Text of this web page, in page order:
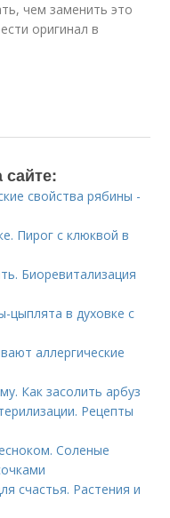
чем заменить это
оригинал в
свойства рябины -
Пирог с клюквой в
Биоревитализация
цыплята в духовке с
аллергические
Как засолить арбуз
Рецепты
Соленые
счастья. Растения и